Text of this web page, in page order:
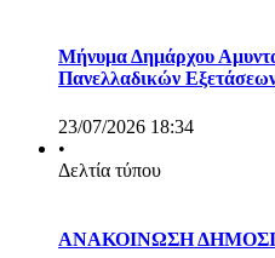
Μήνυμα Δημάρχου
Πανελλαδικών
23/07/2026 18:34
•
Δελτία τύπου
ΑΝΑΚΟΙΝΩΣΗ